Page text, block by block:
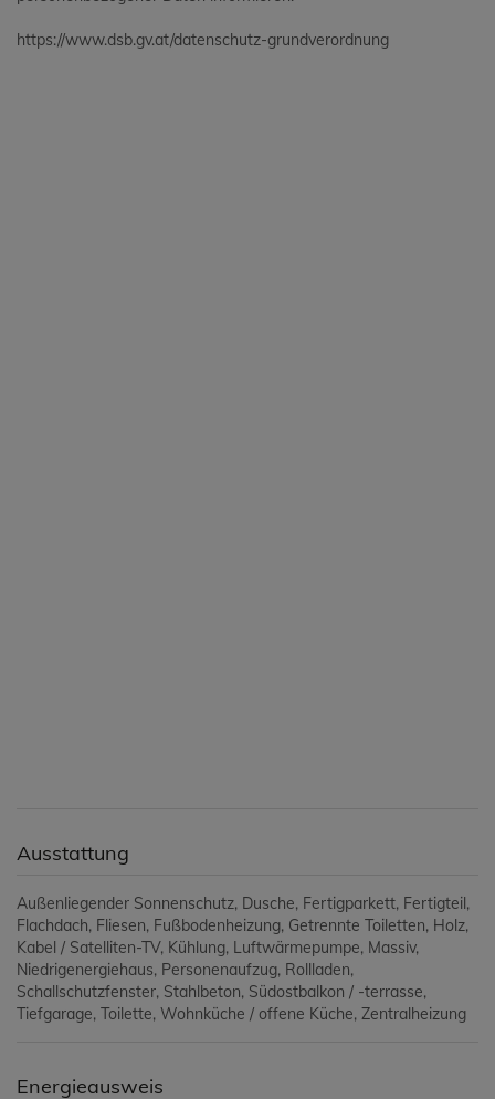
https://www.dsb.gv.at/datenschutz-grundverordnung
Ausstattung
Außenliegender Sonnenschutz Dusche Fertigparkett Fertigteil
Flachdach Fliesen Fußbodenheizung Getrennte Toiletten Holz
Kabel / Satelliten-TV Kühlung Luftwärmepumpe Massiv
Niedrigenergiehaus Personenaufzug Rollladen
Schallschutzfenster Stahlbeton Südostbalkon / -terrasse
Tiefgarage Toilette Wohnküche / offene Küche Zentralheizung
Energieausweis